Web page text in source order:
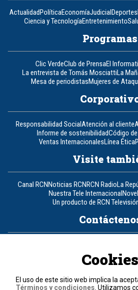
Actualidad PolíticaEconomíaJudicial Deportes
Ciencia y TecnologíaEntretenimiento
Programas
Clic VerdeClub de PrensaEl
La entrevista de Tomás MosciattiLa
Mesa de periodistasMujeres de
Responsabilidad SocialAtención al cliente
Informe de sostenibilidadCódigo
Ventas InternacionalesLínea Ética
Visite
Canal RCN Noticias RCN RCN RadioLa
Nuestra Tele Internacional
Un producto de RCN
Política de cookies
Términos y
Cookies
El uso de este sitio web implica la
Términos y condiciones . Utilizamos